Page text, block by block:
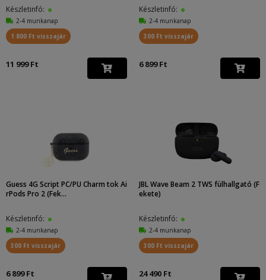
Készletinfó:
2-4 munkanap
1 800 Ft visszajár
11 999 Ft
Készletinfó:
2-4 munkanap
300 Ft visszajár
6 899 Ft
Guess 4G Script PC/PU Charm tok Ai
rPods Pro 2 (Fek...
Készletinfó:
2-4 munkanap
300 Ft visszajár
6 899 Ft
JBL Wave Beam 2 TWS fülhallgató (F
ekete)
Készletinfó:
2-4 munkanap
300 Ft visszajár
24 490 Ft